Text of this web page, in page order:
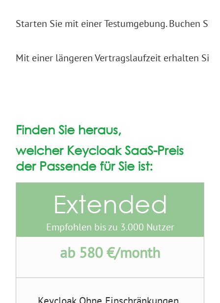
Starten Sie mit einer Testumgebung. Buchen
Mit einer längeren Vertragslaufzeit erhalten Sie
Finden Sie heraus,
welcher Keycloak SaaS-Preis
der Passende für Sie ist:
Extended
Empfohlen bis zu 3.000 Nutzer
ab 580 €/month